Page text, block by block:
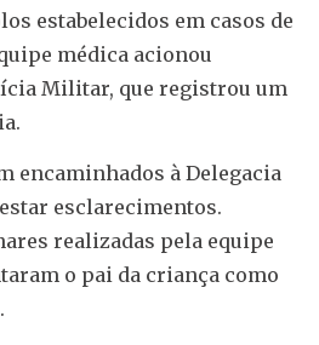
estabelecidos em casos de
médica acionou
Militar, que registrou um
encaminhados à Delegacia
esclarecimentos.
realizadas pela equipe
o pai da criança como